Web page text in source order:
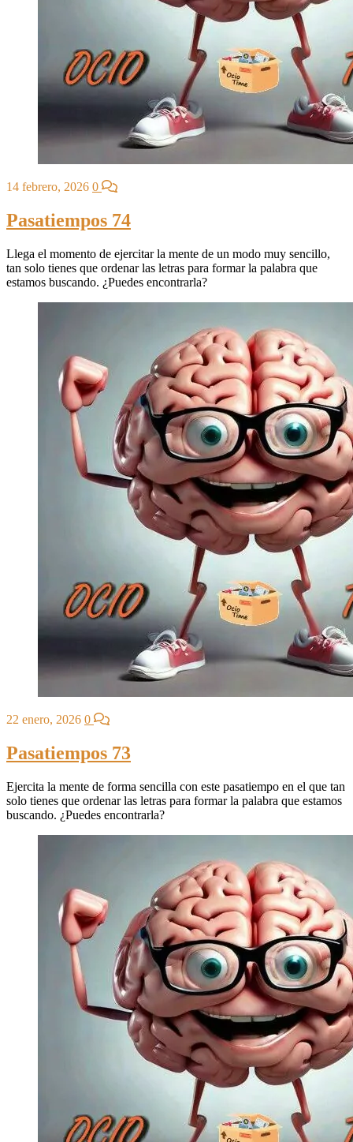
14 febrero, 2026 0
Pasatiempos 74
Llega el momento de ejercitar la mente de un modo muy sencillo,
tan solo tienes que ordenar las letras para formar la palabra que
estamos buscando. ¿Puedes encontrarla?
22 enero, 2026 0
Pasatiempos 73
Ejercita la mente de forma sencilla con este pasatiempo en el que tan
solo tienes que ordenar las letras para formar la palabra que estamos
buscando. ¿Puedes encontrarla?